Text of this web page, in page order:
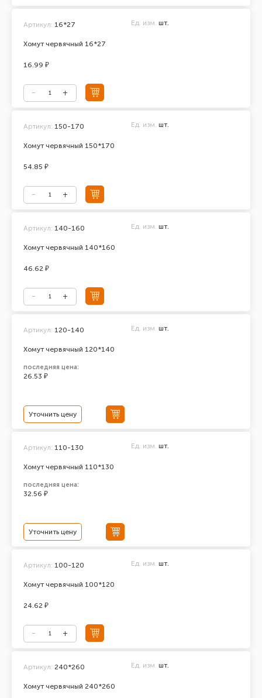
Хомут червячный 16*27
Артикул: 16*27 Ед. изм. шт.
16.99 ₽
Хомут червячный 150*170
Артикул: 150-170 Ед. изм. шт.
54.85 ₽
Хомут червячный 140*160
Артикул: 140-160 Ед. изм. шт.
46.62 ₽
Хомут червячный 120*140
Артикул: 120-140 Ед. изм. шт.
последняя цена:
26.53 ₽
Уточнить цену
Хомут червячный 110*130
Артикул: 110-130 Ед. изм. шт.
последняя цена:
32.56 ₽
Уточнить цену
Хомут червячный 100*120
Артикул: 100-120 Ед. изм. шт.
24.62 ₽
Хомут червячный 240*260
Артикул: 240*260 Ед. изм. шт.